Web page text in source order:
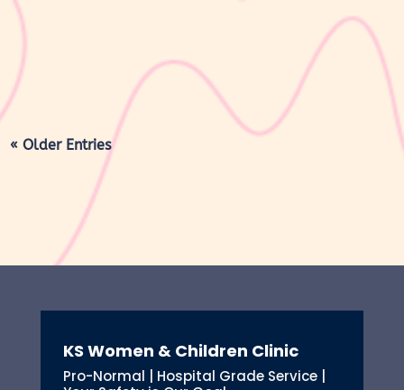
mengalami berbagai perubahan, mulai dari rahim yang berangsur
« Older Entries
KS Women & Children Clinic
Pro-Normal | Hospital Grade Service |